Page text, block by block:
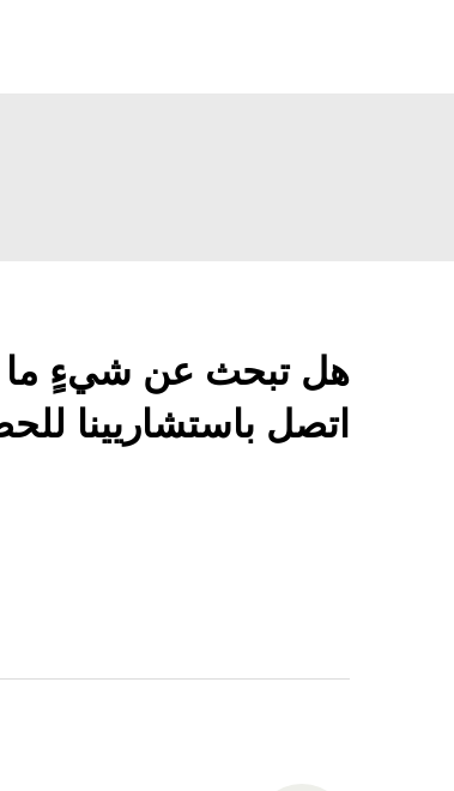
هل تبحث عن شيءٍ ما
اتصل باستشاريينا